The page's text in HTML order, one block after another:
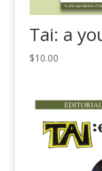
Tai: a
$10.00